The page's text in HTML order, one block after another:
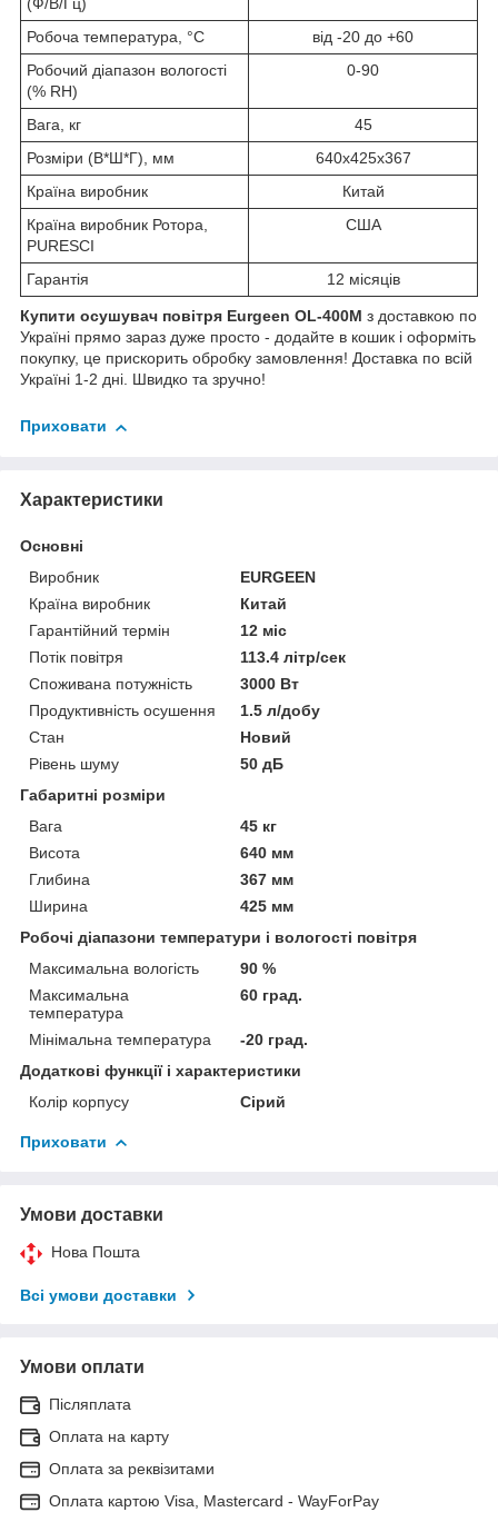
(Ф/В/Гц)
Робоча температура, °C
від -20 до +60
Робочий діапазон вологості
(% RH)
0-90
Вага, кг
45
Розміри (В*Ш*Г), мм
640х425х367
Країна виробник
Китай
Країна виробник Ротора,
PURESCI
США
Гарантія 12 місяців
Купити осушувач повітря Eurgeen OL-400М з доставкою по
Україні прямо зараз дуже просто - додайте в кошик і оформіть
покупку, це прискорить обробку замовлення! Доставка по всій
Україні 1-2 дні. Швидко та зручно!
Приховати
Характеристики
Основні
Виробник
EURGEEN
Країна виробник
Китай
Гарантійний термін
12 міс
Потік повітря
113.4 літр/сек
Споживана потужність
3000 Вт
Продуктивність осушення
1.5 л/добу
Стан
Новий
Рівень шуму
50 дБ
Габаритні розміри
Вага
45 кг
Висота
640 мм
Глибина
367 мм
Ширина
425 мм
Робочі діапазони температури і вологості повітря
Максимальна вологість
90 %
Максимальна
температура
60 град.
Мінімальна температура
-20 град.
Додаткові функції і характеристики
Колір корпусу
Сірий
Приховати
Умови доставки
Нова Пошта
Всі умови доставки
Умови оплати
Післяплата
Оплата на карту
Оплата за реквізитами
Оплата картою Visa, Mastercard - WayForPay